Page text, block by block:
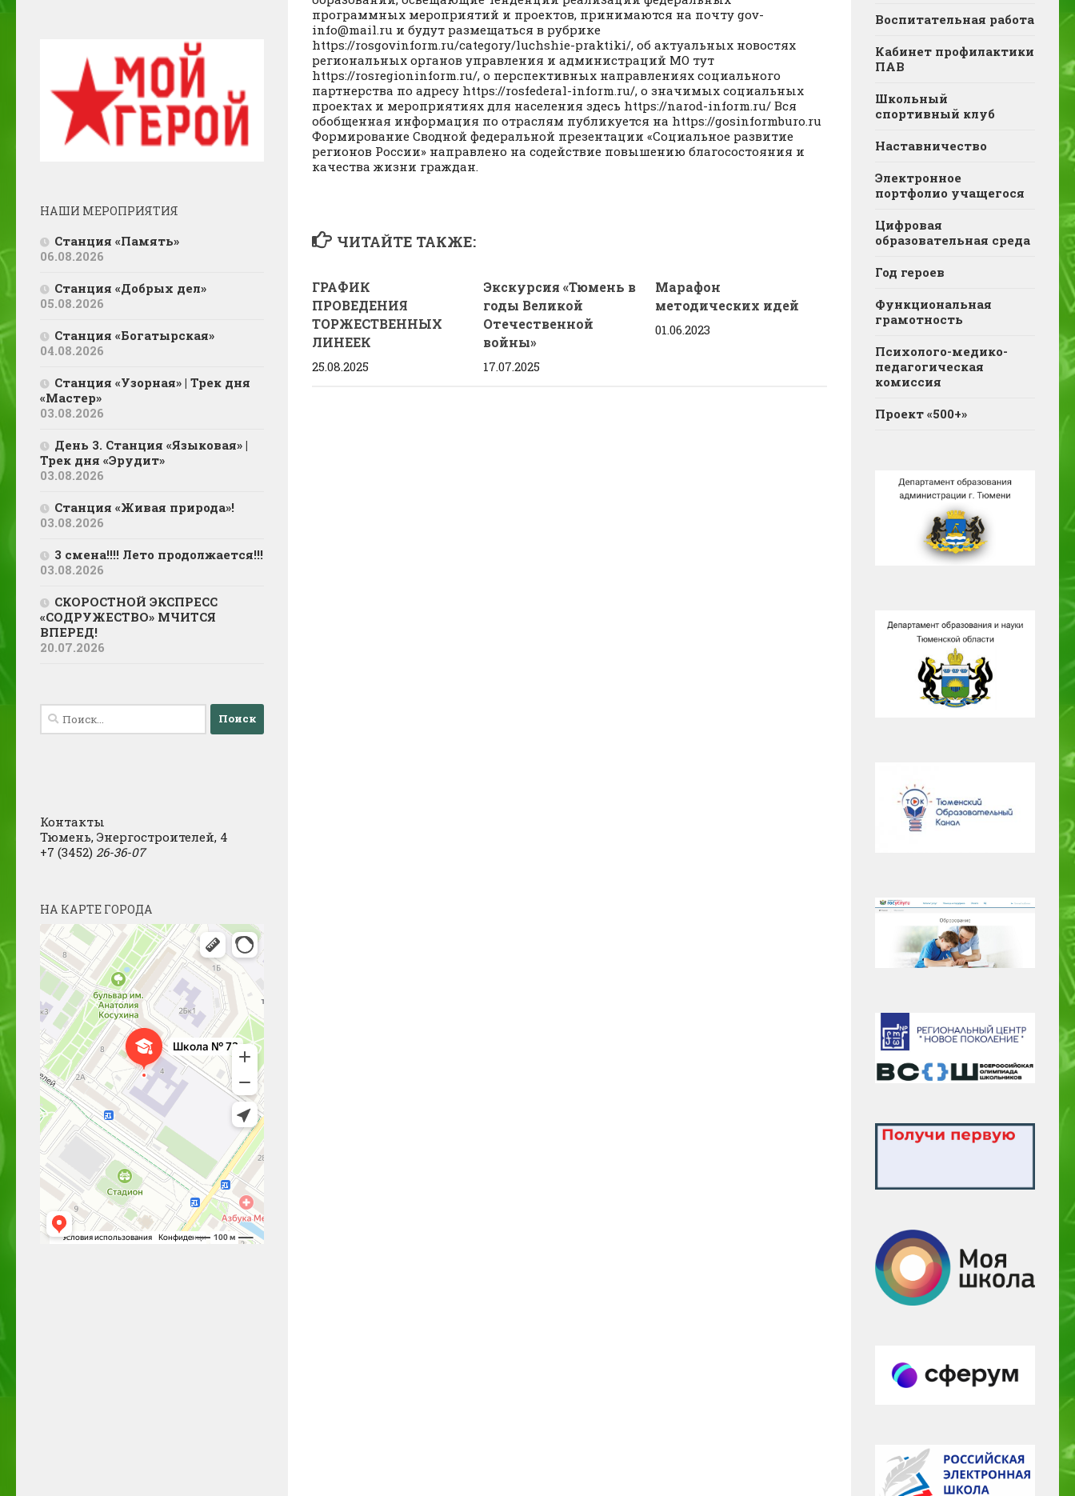
программных мероприятий и проектов, принимаются на почту gov-
info@mail.ru и будут размещаться в рубрике
https://rosgovinform.ru/category/luchshie-praktiki/, об актуальных новостях
региональных органов управления и администраций МО тут
https://rosregioninform.ru/, о перспективных направлениях социального
партнерства по адресу https://rosfederal-inform.ru/, о значимых социальных
проектах и мероприятиях для населения здесь https://narod-inform.ru/ Вся
обобщенная информация по отраслям публикуется на https://gosinformburo.ru
Формирование Сводной федеральной презентации «Социальное развитие
регионов России» направлено на содействие повышению благосостояния и
качества жизни граждан.
ЧИТАЙТЕ ТАКЖЕ:
ГРАФИК
ПРОВЕДЕНИЯ
ТОРЖЕСТВЕННЫХ
ЛИНЕЕК
25.08.2025
Экскурсия «Тюмень в
годы Великой
Отечественной
войны»
17.07.2025
Марафон
методических идей
01.06.2023
НАШИ МЕРОПРИЯТИЯ
Станция «Память»
06.08.2026
Станция «Добрых дел»
05.08.2026
Станция «Богатырская»
04.08.2026
Станция «Узорная» | Трек дня
«Мастер»
03.08.2026
День 3. Станция «Языковая» |
Трек дня «Эрудит»
03.08.2026
Станция «Живая природа»!
03.08.2026
3 смена!!!! Лето продолжается!!!
03.08.2026
СКОРОСТНОЙ ЭКСПРЕСС
«СОДРУЖЕСТВО» МЧИТСЯ
ВПЕРЕД!
20.07.2026
Найти:
Контакты
Тюмень, Энергостроителей, 4
+7 (3452) 26-36-07
НА КАРТЕ ГОРОДА
Воспитательная работа
Кабинет профилактики
ПАВ
Школьный
спортивный клуб
Наставничество
Электронное
портфолио учащегося
Цифровая
образовательная среда
Год героев
Функциональная
грамотность
Психолого-медико-
педагогическая
комиссия
Проект «500+»